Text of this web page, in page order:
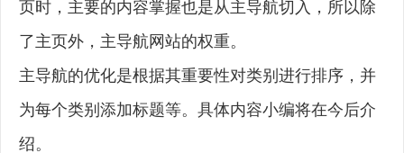
页时，主要的内容掌握也是从主导航切入，所以除
了主页外，主导航网站的权重。
主导航的优化是根据其重要性对类别进行排序，并
为每个类别添加标题等。具体内容小编将在今后介
绍。